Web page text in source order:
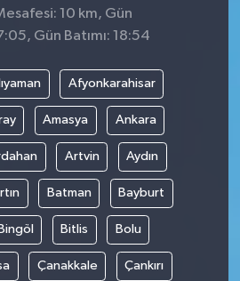
10 km, Gün
Gün Batımı: 18:54
Afyonkarahisar
Amasya Ankara
Artvin Aydın
Batman Bayburt
Bingöl Bitlis Bolu
Çanakkale Çankırı